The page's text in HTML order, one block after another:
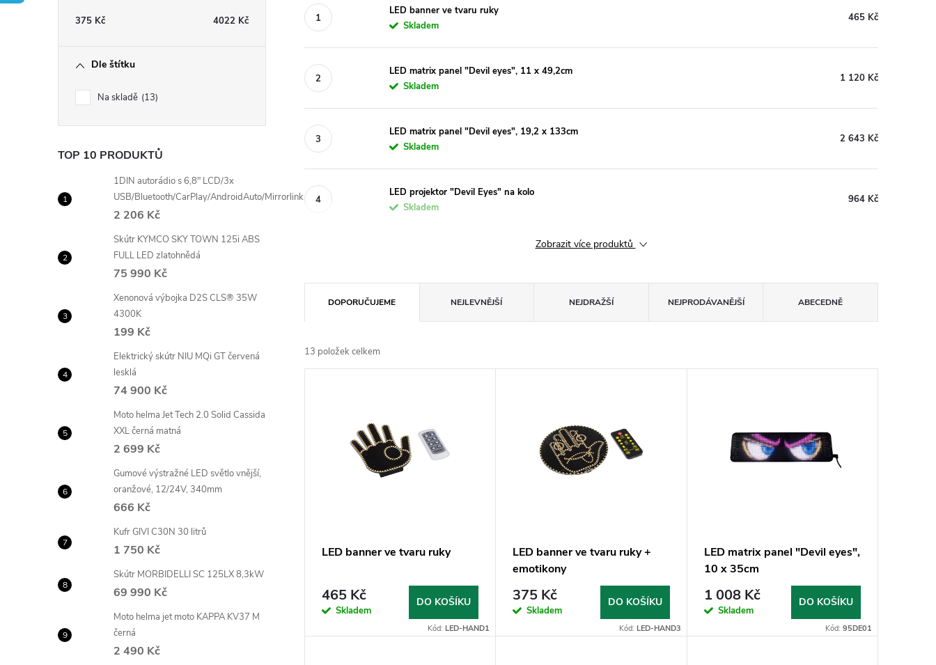
n
n
í
a
e
l
375 Kč 4022 Kč
Dle štítku
Na skladě 13
TOP 10 PRODUKTŮ
1DIN autorádio s 6,8" LCD/3x
USB/Bluetooth/CarPlay/AndroidAuto/Mirrorlink
2 206 Kč
Skútr KYMCO SKY TOWN 125i ABS
FULL LED zlatohnědá
75 990 Kč
Xenonová výbojka D2S CLS® 35W
4300K
199 Kč
Elektrický skútr NIU MQi GT červená
lesklá
74 900 Kč
Moto helma Jet Tech 2.0 Solid Cassida
XXL černá matná
2 699 Kč
Gumové výstražné LED světlo vnější,
oranžové, 12/24V, 340mm
666 Kč
Kufr GIVI C30N 30 litrů
1 750 Kč
Skútr MORBIDELLI SC 125LX 8,3kW
69 990 Kč
Moto helma jet moto KAPPA KV37 M
černá
2 490 Kč
LED banner ve tvaru ruky
Skladem
465 Kč
LED matrix panel "Devil eyes", 11 x 49,2cm
Skladem
1 120 Kč
LED matrix panel "Devil eyes", 19,2 x 133cm
Skladem
2 643 Kč
LED projektor "Devil Eyes" na kolo
Skladem
964 Kč
Zobrazit více produktů
a
z
u
DOPORUČUJEME NEJLEVNĚJŠÍ NEJDRAŽŠÍ NEJPRODÁVANĚJŠÍ ABECEDNĚ
13 položek celkem
o
LED banner ve tvaru ruky
465 Kč
Skladem
DO KOŠÍKU
Kód:LED-HAND1
LED banner ve tvaru ruky +
emotikony
375 Kč
Skladem
DO KOŠÍKU
Kód: LED-HAND3
LED matrix panel "Devil eyes",
10 x 35cm
1 008 Kč
Skladem
DO KOŠÍKU
Kód: 95DE01